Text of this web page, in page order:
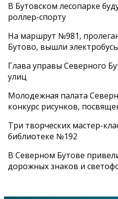
В Бутовском лесопарке
роллер-спорту
На маршрут №981,
Бутово, вышли
Глава управы Северного
улиц
Молодежная палата
конкурс рисунков,
Три творческих мастер-
библиотеке №192
В Северном Бутове
дорожных знаков и